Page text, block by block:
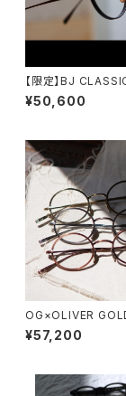
【限定】BJ
TION PREM-
ザータイプ塗装 スー
¥50,600
OG×OLIVER
オージーバイオリバ
スミス
¥57,200